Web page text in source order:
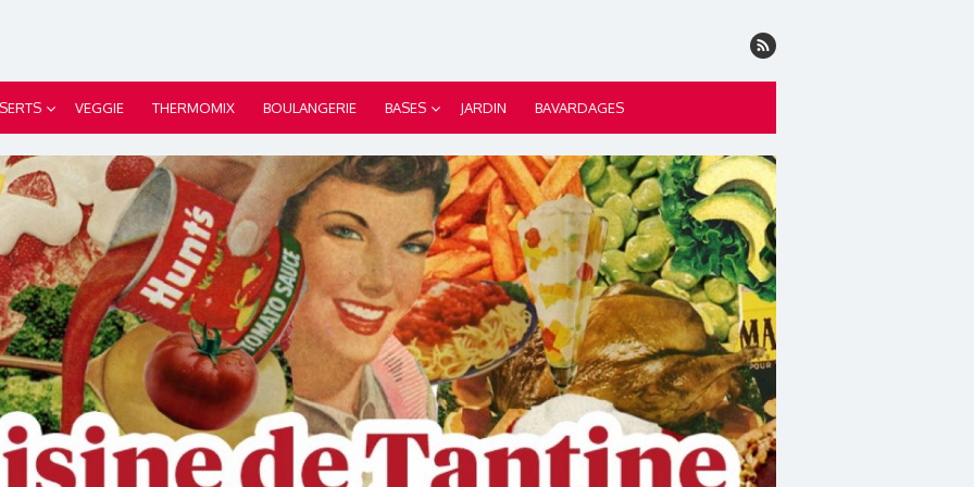
VEGGIE THERMOMIX BOULANGERIE BASES JARDIN BAVARDAGES